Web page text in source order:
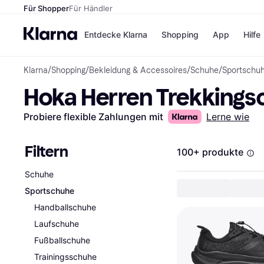
Für ShopperFür Händler
Entdecke Klarna
Zahlungsmethoden
Zahlungsmethoden
Sofort bezahlen
Bezahle in 3
Teilzahlungen
Tagen
Ratenzahlung
Shopping
Shops
eBay
Temu
App Hilfe
Klarna/Shopping/Bekleidung & Accessoires/Schuhe/
Hoka Herren
Probiere flexible Zahlungen mit Lerne wie
Filtern
Schuhe
Sportschuhe
Handballschuhe
Laufschuhe
Fußballschuhe
Trainingsschuhe
100+ produkte